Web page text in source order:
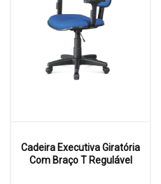
Cadeira Executiva Giratória
Com Braço T Regulável